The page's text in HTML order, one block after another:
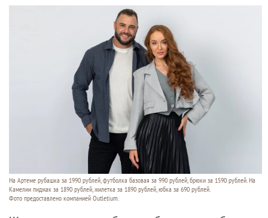
На Артеме рубашка за 1990 рублей, футболка базовая за 990 рублей, брюки за 1590 рублей. На
Камелии пиджак за 1890 рублей, жилетка за 1890 рублей, юбка за 690 рублей.
Фото предоставлено компанией Outletium.